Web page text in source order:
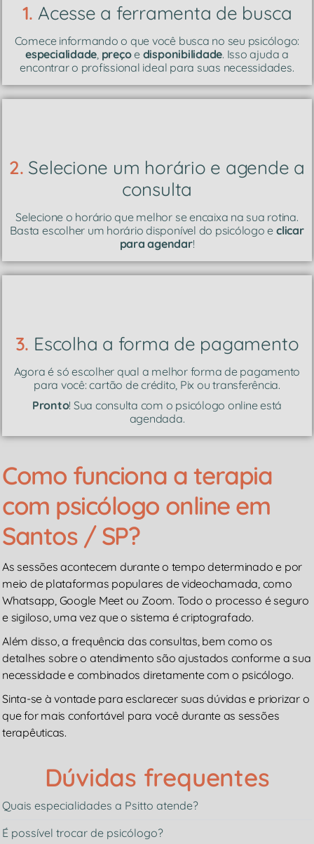
1. Acesse a ferramenta de busca
Comece informando o que você busca no seu psicólogo:
especialidade, preçoe disponibilidade. Isso ajuda a
encontrar o profissional ideal para suas necessidades.
2. Selecione um horário e agende a
consulta
Selecione o horário que melhor se encaixa na sua rotina.
Basta escolher um horário disponível do psicólogo e clicar
para agendar!
3. Escolha a forma de pagamento
Agora é só escolher qual a melhor forma de pagamento
para você: cartão de crédito, Pix ou transferência.
Pronto! Sua consulta com o psicólogo online está
agendada.
Como funciona a terapia
com psicólogo online em
Santos / SP?
As sessões acontecem durante o tempo determinado e por
meio de plataformas populares de videochamada, como
Whatsapp, Google Meet ou Zoom. Todo o processo é seguro
e sigiloso, uma vez que o sistema é criptografado.
Além disso, a frequência das consultas, bem como os
detalhes sobre o atendimento são ajustados conforme a sua
necessidade e combinados diretamente com o psicólogo.
Sinta-se à vontade para esclarecer suas dúvidas e priorizar o
que for mais confortável para você durante as sessões
terapêuticas.
Dúvidas frequentes
Quais especialidades a Psitto atende?
É possível trocar de psicólogo?